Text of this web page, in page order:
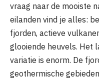
vraag naar de mooiste
eilanden vind je alles:
fjorden, actieve
glooiende heuvels. Het
variatie is enorm. De
geothermische